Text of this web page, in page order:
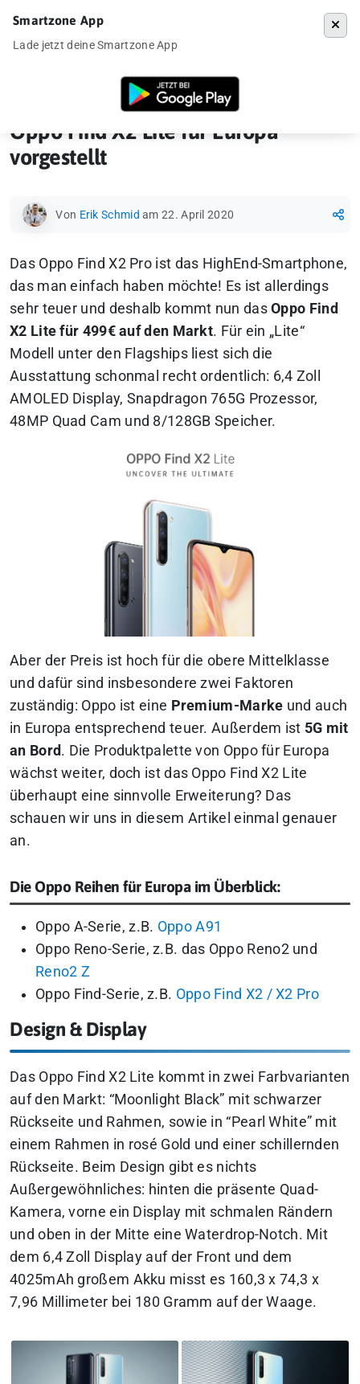
Ankündigung Oppo Find X2 Lite für Europa vorgestellt
Oppo Find X2 Lite für Europa
vorgestellt
Von Erik Schmid am 22. April 2020
Das Oppo Find X2 Pro ist das HighEnd-Smartphone,
das man einfach haben möchte! Es ist allerdings
sehr teuer und deshalb kommt nun dasOppo Find
X2 Lite für 499€ auf den Markt. Für ein „Lite“
Modell unter den Flagships liest sich die
Ausstattung schonmal recht ordentlich: 6,4 Zoll
AMOLED Display, Snapdragon 765G Prozessor,
48MP Quad Cam und 8/128GB Speicher.
Aber der Preis ist hoch für die obere Mittelklasse
und dafür sind insbesondere zwei Faktoren
zuständig: Oppo ist eine Premium-Marke und auch
in Europa entsprechend teuer. Außerdem ist 5G mit
an Bord . Die Produktpalette von Oppo für Europa
wächst weiter, doch ist das Oppo Find X2 Lite
überhaupt eine sinnvolle Erweiterung? Das
schauen wir uns in diesem Artikel einmal genauer
an.
Die Oppo Reihen für Europa im Überblick:
Oppo A-Serie, z.B. Oppo A91
Oppo Reno-Serie, z.B. das Oppo Reno2 und
Reno2 Z
Oppo Find-Serie, z.B. Oppo Find X2 / X2 Pro
Design & Display
Das Oppo Find X2 Lite kommt in zwei Farbvarianten
auf den Markt: “Moonlight Black” mit schwarzer
Rückseite und Rahmen, sowie in “Pearl White” mit
einem Rahmen in rosé Gold und einer schillernden
Rückseite. Beim Design gibt es nichts
Außergewöhnliches: hinten die präsente Quad-
Kamera, vorne ein Display mit schmalen Rändern
und oben in der Mitte eine Waterdrop-Notch. Mit
dem 6,4 Zoll Display auf der Front und dem
4025mAh großem Akku misst es 160,3 x 74,3 x
7,96 Millimeter bei 180 Gramm auf der Waage.
Smartzone App
Lade jetzt deine Smartzone App